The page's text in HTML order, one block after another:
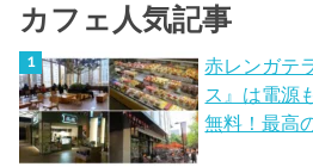
カフェ人気記事
赤レンガテ
ス』は電源
無料！最高